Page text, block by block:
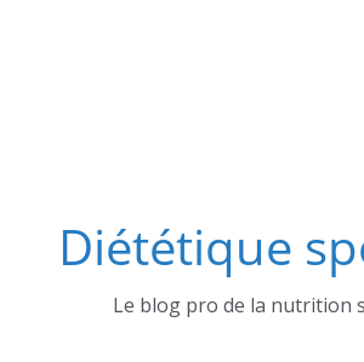
Diététique
Le blog pro de la nutrition